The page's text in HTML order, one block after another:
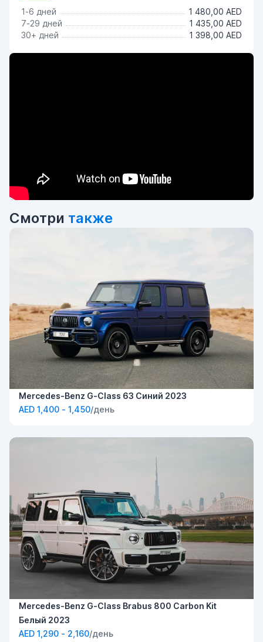
1-6 дней
1 480,00 AED
7-29 дней
1 435,00 AED
30+ дней
1 398,00 AED
Смотри также
Mercedes-Benz G-Class 63 Синий 2023
AED 1,400 - 1,450/день
Mercedes-Benz G-Class Brabus 800 Carbon Kit
Белый 2023
AED 1,290 - 2,160/день